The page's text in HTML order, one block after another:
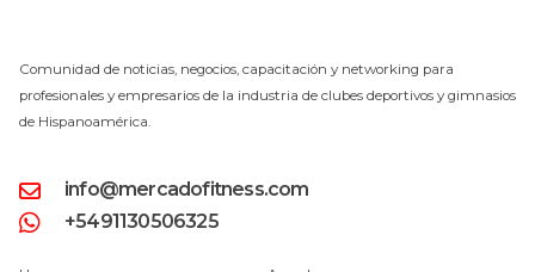
Comunidad de noticias, negocios, capacitación y networking para
profesionales y empresarios de la industria de clubes deportivos y gimnasios
de Hispanoamérica.
info@mercadofitness.com
+5491130506325